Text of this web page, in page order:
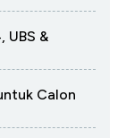
UBS &
Calon